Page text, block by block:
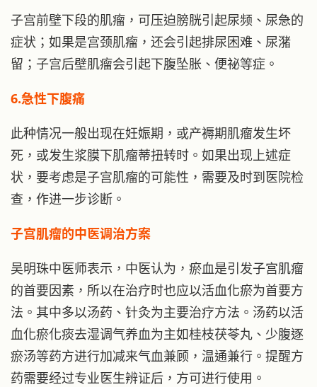
子宫前壁下段的肌瘤，可压迫膀胱引起尿频、尿急的
症状；如果是宫颈肌瘤，还会引起排尿困难、尿潴
留；子宫后壁肌瘤会引起下腹坠胀、便祕等症。
6.急性下腹痛
此种情况一般出现在妊娠期，或产褥期肌瘤发生坏
死，或发生浆膜下肌瘤蒂扭转时。如果出现上述症
状，要考虑是子宫肌瘤的可能性，需要及时到医院检
查，作进一步诊断。
子宫肌瘤的中医调治方案
吴明珠中医师表示，中医认为，瘀血是引发子宫肌瘤
的首要因素，所以在治疗时也应以活血化瘀为首要方
法。其中多以汤药、针灸为主要治疗方法。汤药以活
血化瘀化痰去湿调气养血为主如桂枝茯苓丸、少腹逐
瘀汤等药方进行加减来气血兼顾，温通兼行。提醒方
药需要经过专业医生辨证后，方可进行使用。